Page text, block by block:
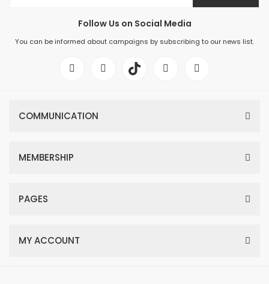
Follow Us on Social Media
You can be informed about campaigns by subscribing to our news list.
COMMUNICATION
MEMBERSHIP
PAGES
MY ACCOUNT